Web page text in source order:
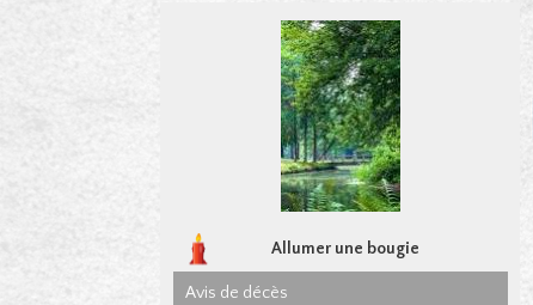
Allumer une bougie
Avis de décès